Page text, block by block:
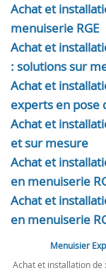
Achat et
menuiserie RGE
Achat et
: solutions sur
Achat et
experts en pose
Achat et
et sur mesure
Achat et
en menuiserie
Achat et
en menuiserie
Menuisier
Achat et installation de :